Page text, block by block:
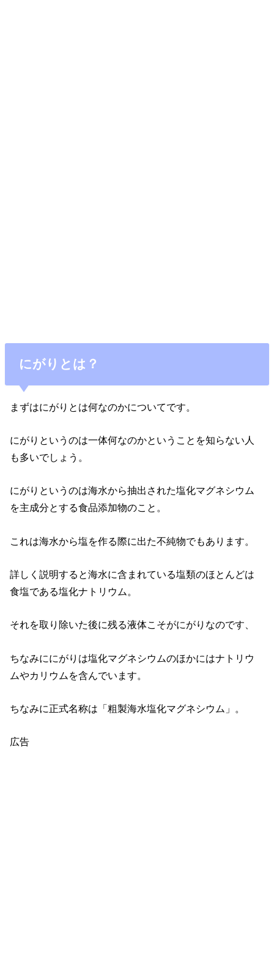
にがりとは？
まずはにがりとは何なのかについてです。
にがりというのは一体何なのかということを知らない人
も多いでしょう。
にがりというのは海水から抽出された塩化マグネシウム
を主成分とする食品添加物のこと。
これは海水から塩を作る際に出た不純物でもあります。
詳しく説明すると海水に含まれている塩類のほとんどは
食塩である塩化ナトリウム。
それを取り除いた後に残る液体こそがにがりなのです、
ちなみににがりは塩化マグネシウムのほかにはナトリウ
ムやカリウムを含んでいます。
ちなみに正式名称は「粗製海水塩化マグネシウム」。
広告